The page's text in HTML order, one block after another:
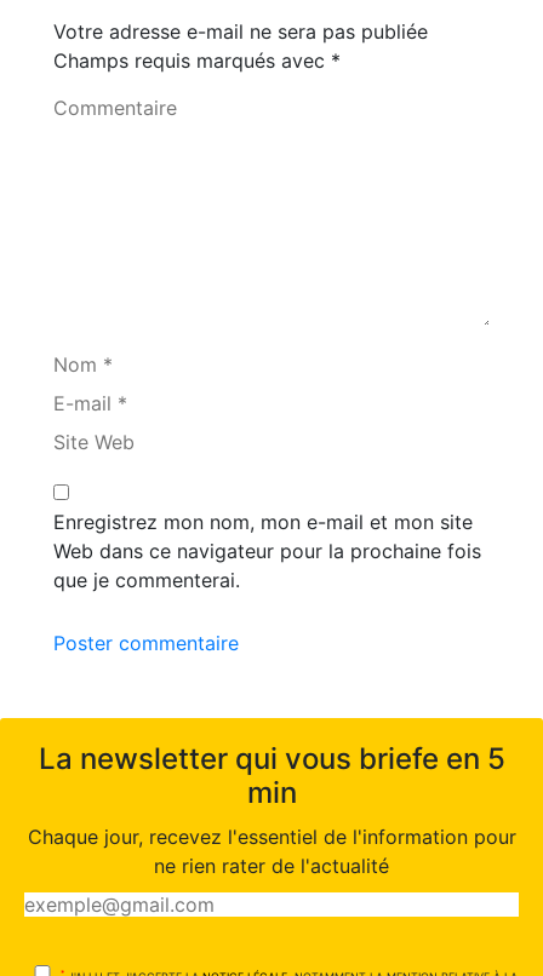
Votre adresse e-mail ne sera pas publiée
Champs requis marqués avec *
Commentaire
Nom *
E-mail *
Site Web
Enregistrez mon nom, mon e-mail et mon site
Web dans ce navigateur pour la prochaine fois
que je commenterai.
Poster commentaire
La newsletter qui vous briefe en 5
min
Chaque jour, recevez l'essentiel de l'information pour
ne rien rater de l'actualité
*